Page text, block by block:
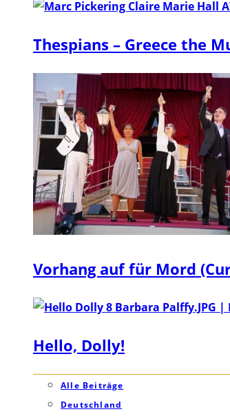
Thespians – Greece the
Vorhang auf für Mord
Hello, Dolly!
Alle Beiträge
Deutschland